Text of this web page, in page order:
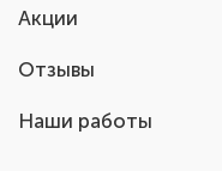
Акции
Отзывы
Наши работы